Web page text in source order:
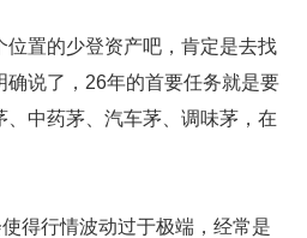
置的少登资产吧，肯定是去找
说了，26年的首要任务就是要
中药茅、汽车茅、调味茅，在
得行情波动过于极端，经常是